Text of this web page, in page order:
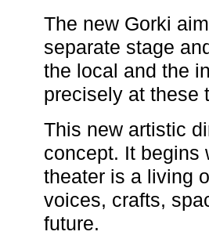
The new Gorki
separate stage
the local and the
precisely at these
This new artistic
concept. It begins
theater is a living
voices, crafts,
future.